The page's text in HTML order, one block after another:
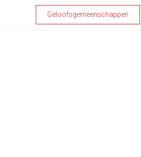
Geloofsgemeenschappen